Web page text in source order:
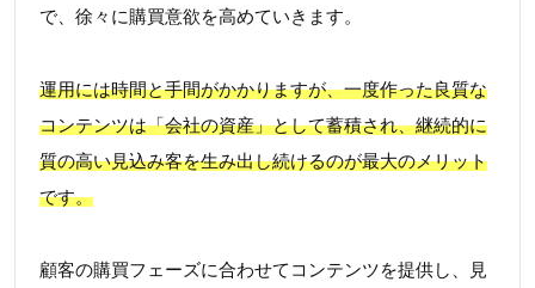
で、徐々に購買意欲を高めていきます。
運用には時間と手間がかかりますが、一度作った良質な
コンテンツは「会社の資産」として蓄積され、継続的に
質の高い見込み客を生み出し続けるのが最大のメリット
です。
顧客の購買フェーズに合わせてコンテンツを提供し、見